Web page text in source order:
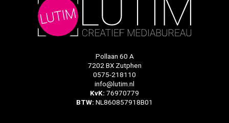
Pollaan 60 A
7202 BX Zutphen
0575-218110
info@lutim.nl
KvK: 76970779
BTW: NL860857918B01